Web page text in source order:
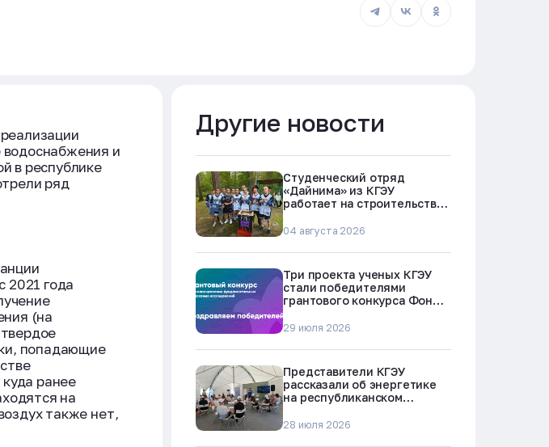
и
в республике
ряд
2021 года
(на
попадающие
ранее
на
также нет,
Другие новости
Студенческий отряд
«Дайнима» из КГЭУ
работает на строительстве
04 августа 2026
Три проекта ученых КГЭУ
стали победителями
грантового конкурса Фонда
Республики Татарстан
29 июля 2026
Представители КГЭУ
рассказали об энергетике
на республиканском
«Профессии будущего»
28 июля 2026